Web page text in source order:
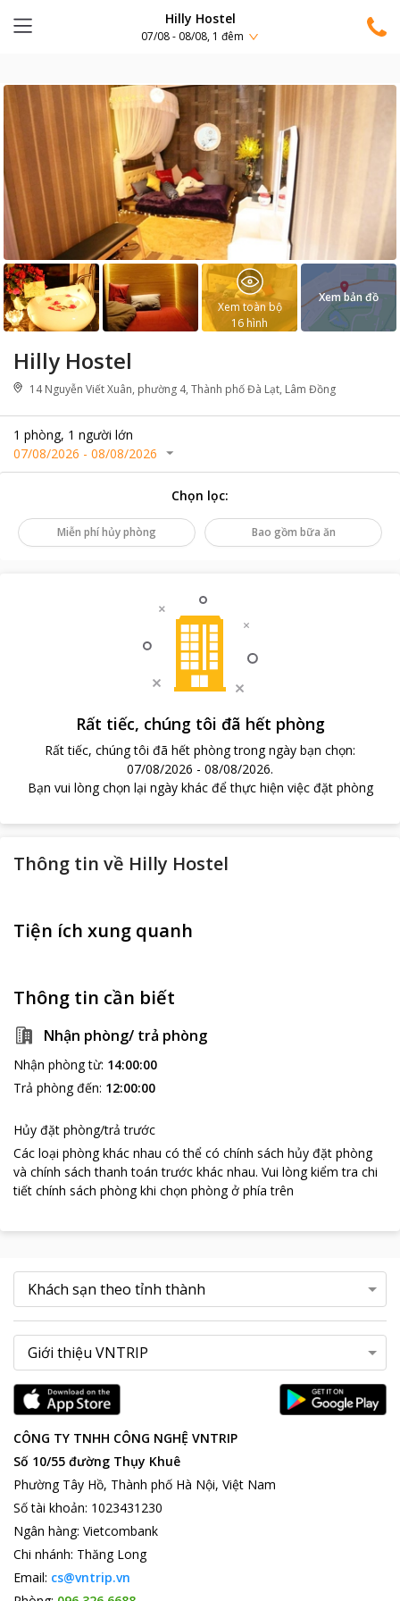
Hilly Hostel
07/08 - 08/08, 1 đêm
Hilly Hostel
14 Nguyễn Viết Xuân, phường 4, Thành phố Đà Lạt, Lâm Đồng
1 phòng, 1 người lớn
07/08/2026 - 08/08/2026
Xem toàn bộ
16 hình
Xem bản đồ
Chọn lọc:
Miễn phí hủy phòng Bao gồm bữa ăn
Rất tiếc, chúng tôi đã hết phòng
Rất tiếc, chúng tôi đã hết phòng trong ngày bạn chọn:
07/08/2026 - 08/08/2026.
Bạn vui lòng chọn lại ngày khác để thực hiện việc đặt phòng
Thông tin về Hilly Hostel
Tiện ích xung quanh
Thông tin cần biết
Nhận phòng/ trả phòng
Nhận phòng từ: 14:00:00
Trả phòng đến: 12:00:00
Hủy đặt phòng/trả trước
Các loại phòng khác nhau có thể có chính sách hủy đặt phòng
và chính sách thanh toán trước khác nhau. Vui lòng kiểm tra chi
tiết chính sách phòng khi chọn phòng ở phía trên
CÔNG TY TNHH CÔNG NGHỆ VNTRIP
Số 10/55 đường Thụy Khuê
Phường Tây Hồ, Thành phố Hà Nội, Việt Nam
Số tài khoản: 1023431230
Ngân hàng: Vietcombank
Chi nhánh: Thăng Long
Email: cs@vntrip.vn